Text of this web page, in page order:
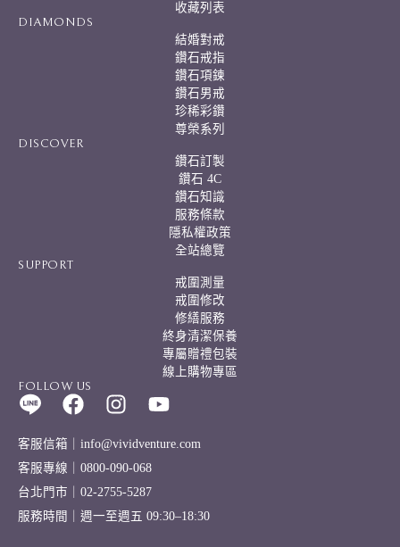
收藏列表
DIAMONDS
結婚對戒
鑽石戒指
鑽石項鍊
鑽石男戒
珍稀彩鑽
尊榮系列
DISCOVER
鑽石訂製
鑽石 4C
鑽石知識
服務條款
隱私權政策
全站總覽
SUPPORT
戒圍測量
戒圍修改
修繕服務
終身清潔保養
專屬贈禮包裝
線上購物專區
FOLLOW US
客服信箱｜info@vividventure.com
客服專線｜0800-090-068
台北門市｜02-2755-5287
服務時間｜週一至週五 09:30–18:30